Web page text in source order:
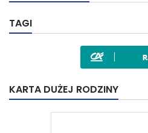
TAGI
KARTA DUŻEJ RODZINY